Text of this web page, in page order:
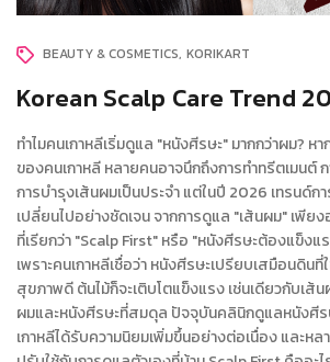
BEAUTY & COSMETICS KORIKART
Korean Scalp Care Trend
ทำไมคนเกาหลีเริ่มดูแล "หนังศีรษะ" มากกว่าผม?
ของคนเกาหลี หลายคนอาจนึกถึงการทำทรีตเมนต์
การบำรุงเส้นผมเป็นประจำ แต่ในปี 2026 เทรนด์ก
เปลี่ยนไปอย่างชัดเจน จากการดูแล "เส้นผม" เพีย
ที่เรียกว่า "Scalp First" หรือ "หนังศีรษะต้องแข็ง
เพราะคนเกาหลีเชื่อว่า หนังศีรษะเปรียบเสมือนดิน
สุขภาพดี ต้นไม้ก็จะเติบโตแข็งแรง เช่นเดียวกับเส้
ผมและหนังศีรษะที่สมดุล ปัจจุบันคลินิกดูแลหนังศีร
เกาหลีได้รับความนิยมเพิ่มขึ้นอย่างต่อเนื่อง และหล